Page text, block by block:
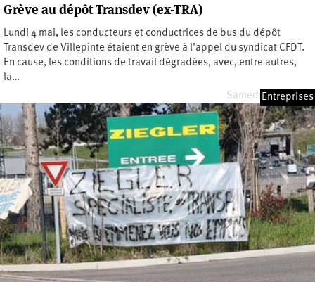
Grève au dépôt Transdev (ex-TRA)
Lundi 4 mai, les conducteurs et conductrices de bus du dépôt
Transdev de Villepinte étaient en grève à l’appel du syndicat CFDT.
En cause, les conditions de travail dégradées, avec, entre autres,
la…
Samedi 9 mai 2026
Entreprises